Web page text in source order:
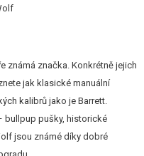
SEMI / AUTO, pojistky a
točný, s kapacitou více než
známá značka. Konkrétně jejich
jak klasické manuální
kalibrů jako je Barrett.
bullpup pušky, historické
jsou známé díky dobré